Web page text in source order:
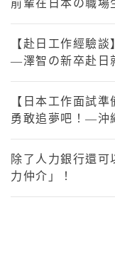
前輩在日本の職場
【赴日工作經驗
—澤智の新卒赴日
【日本工作面試
勇敢追夢吧！—沖
除了人力銀行還可
力仲介」！